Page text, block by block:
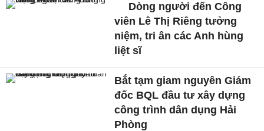
Dòng người đến Công
viên Lê Thị Riêng tưởng
niệm, tri ân các Anh hùng
liệt sĩ
Bắt tạm giam nguyên Giám
đốc BQL đầu tư xây dựng
công trình dân dụng Hải
Phòng